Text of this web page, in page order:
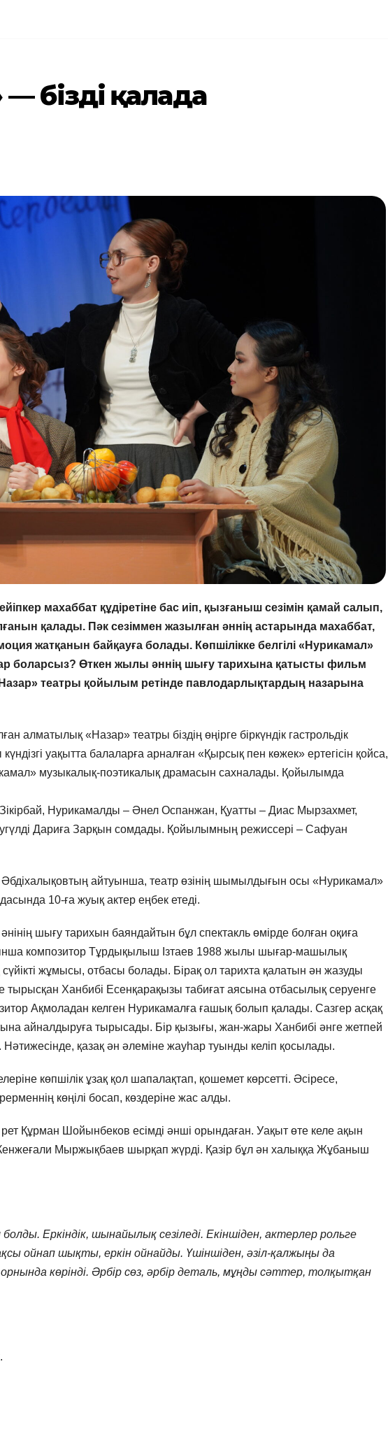
біздің қалада
махаббат құдіретіне бас иіп, қызғаныш сезімін қамай салып,
қалады. Пәк сезіммен жазылған әннің астарында махаббат,
жатқанын байқауға болады. Көпшілікке белгілі «Нурикамал»
боларсыз? Өткен жылы әннің шығу тарихына қатысты фильм
театры қойылым ретінде павлодарлықтардың назарына
алматылық «Назар» театры біздің өңірге біркүндік гастрольдік
уақытта балаларға арналған «Қырсық пен көжек» ертегісін қойса,
музыкалық-поэтикалық драмасын сахналады. Қойылымда
Нурикамалды – Әнел Оспанжан, Қуатты – Диас Мырзахмет,
Дариға Зарқын сомдады. Қойылымның режиссері – Сафуан
айтуынша, театр өзінің шымылдығын осы «Нурикамал»
10-ға жуық актер еңбек етеді.
шығу тарихын баяндайтын бұл спектакль өмірде болған оқиға
композитор Тұрдықылыш Ізтаев 1988 жылы шығар-машылық
жұмысы, отбасы болады. Бірақ ол тарихта қалатын ән жазуды
тырысқан Ханбибі Есенқарақызы табиғат аясына отбасылық серуенге
Ақмоладан келген Нурикамалға ғашық болып қалады. Сазгер асқақ
айналдыруға тырысады. Бір қызығы, жан-жары Ханбибі әнге жетпей
Нәтижесінде, қазақ ән әлеміне жауһар туынды келіп қосылады.
көпшілік ұзақ қол шапалақтап, қошемет көрсетті. Әсіресе,
көңілі босап, көздеріне жас алды.
Құрман Шойынбеков есімді әнші орындаған. Уақыт өте келе ақын
Мыржықбаев шырқап жүрді. Қазір бұл ән халыққа Жұбаныш
Еркіндік, шынайылық сезіледі. Екіншіден, актерлер рольге
ойнап шықты, еркін ойнайды. Үшіншіден, әзіл-қалжыңы да
көрінді. Әрбір сөз, әрбір деталь, мұңды сәттер, толқытқан